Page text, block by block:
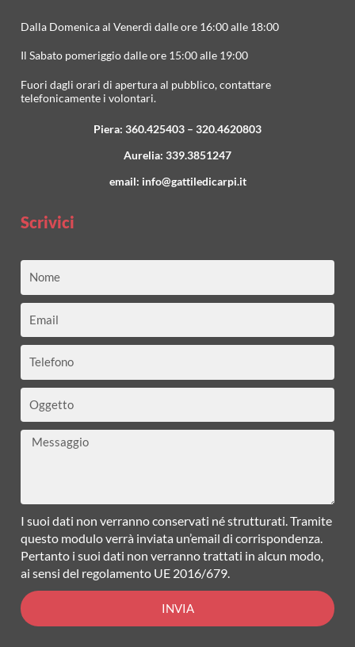
Dalla Domenica al Venerdì dalle ore 16:00 alle 18:00
Il Sabato pomeriggio dalle ore 15:00 alle 19:00
Fuori dagli orari di apertura al pubblico, contattare
telefonicamente i volontari.
Piera: 360.425403 – 320.4620803
Aurelia: 339.3851247
email: info@gattiledicarpi.it
Scrivici
Messaggio
I suoi dati non verranno conservati né strutturati. Tramite
questo modulo verrà inviata un’email di corrispondenza.
Pertanto i suoi dati non verranno trattati in alcun modo,
ai sensi del regolamento UE 2016/679.
INVIA